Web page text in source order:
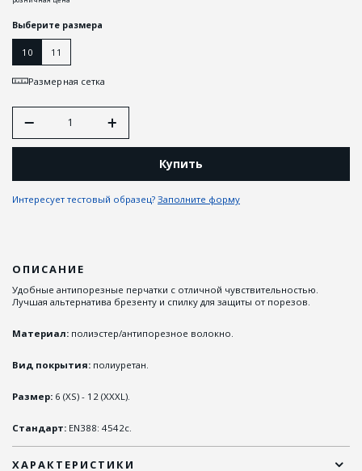
Выберите размера
10 11
Размерная сетка
Купить
Интересует тестовый образец? Заполните форму
ОПИСАНИЕ
Удобные антипорезные перчатки с отличной чувствительностью.
Лучшая альтернатива брезенту и спилку для защиты от порезов.
Материал: полиэстер/антипорезное волокно.
Вид покрытия: полиуретан.
Размер: 6 (XS) - 12 (XXXL).
Стандарт: EN388: 4542с.
ХАРАКТЕРИСТИКИ